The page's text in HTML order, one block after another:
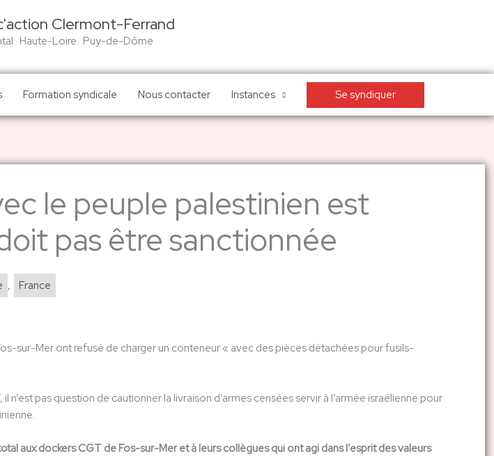
Clermont-Ferrand
· Haute-Loire · Puy-de-Dôme
Formation syndicale Nous contacter Instances Se syndiquer
le peuple palestinien est
pas être sanctionnée
, France
sur-Mer ont refusé de charger un conteneur « avec des pièces détachées pour fusils-
n’est pas question de cautionner la livraison d’armes censées servir à l’armée israélienne pour
aux dockers CGT de Fos-sur-Mer et à leurs collègues quiont agi dans l’esprit des valeurs